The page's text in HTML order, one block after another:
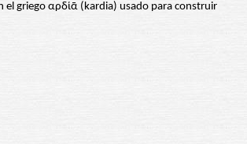
el griego αρδίᾱ (kardia) usado para construir